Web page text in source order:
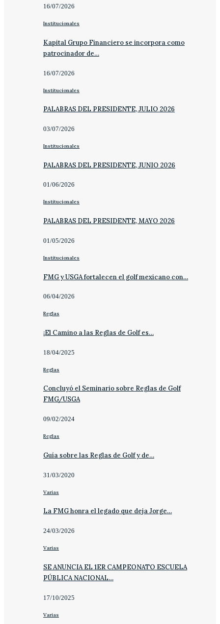
16/07/2026
Institucionales
Kapital Grupo Financiero se incorpora como
patrocinador de…
16/07/2026
Institucionales
PALABRAS DEL PRESIDENTE, JULIO 2026
03/07/2026
Institucionales
PALABRAS DEL PRESIDENTE, JUNIO 2026
01/06/2026
Institucionales
PALABRAS DEL PRESIDENTE, MAYO 2026
01/05/2026
Institucionales
FMG y USGA fortalecen el golf mexicano con…
06/04/2026
Reglas
¡El Camino a las Reglas de Golf es…
18/04/2025
Reglas
Concluyó el Seminario sobre Reglas de Golf
FMG/USGA
09/02/2024
Reglas
Guía sobre las Reglas de Golf y de…
31/03/2020
Varias
La FMG honra el legado que deja Jorge…
24/03/2026
Varias
SE ANUNCIA EL 1ER CAMPEONATO ESCUELA
PÚBLICA NACIONAL…
17/10/2025
Varias